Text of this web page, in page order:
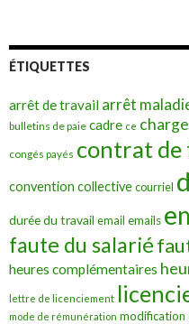
ÉTIQUETTES
arrêt de travail arrêt
bulletins de paie cadre ce
congés payés contrat de
convention collective courriel
durée du travail email emails
faute du salarié
heures complémentaires
lettre de licenciement
mode de rémunération modification